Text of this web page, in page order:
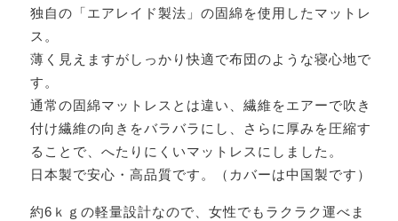
独自の「エアレイド製法」の固綿を使用したマットレ
ス。
薄く見えますがしっかり快適で布団のような寝心地で
す。
通常の固綿マットレスとは違い、繊維をエアーで吹き
付け繊維の向きをバラバラにし、さらに厚みを圧縮す
ることで、へたりにくいマットレスにしました。
日本製で安心・高品質です。（カバーは中国製です）
約6ｋｇの軽量設計なので、女性でもラクラク運べま